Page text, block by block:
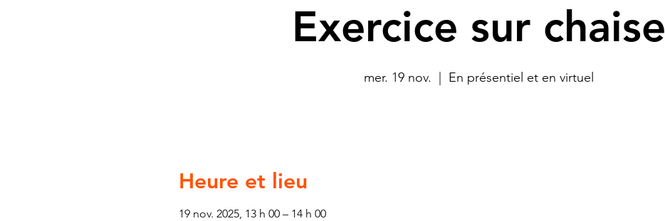
Exercice sur chaise
mer. 19 nov. En présentiel et en virtuel
Heure et lieu
19 nov. 2025, 13 h 00 – 14 h 00